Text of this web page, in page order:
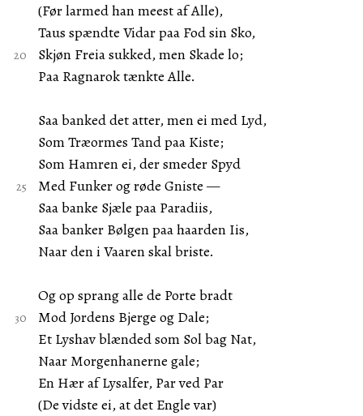
(Før larmed han meest af Alle),
Taus spændte Vidar paa Fod sin Sko,
Skjøn Freia sukked, men Skade lo;
Paa Ragnarok tænkte Alle.
Saa banked det atter, men ei med Lyd,
Som Træormes Tand paa Kiste;
Som Hamren ei, der smeder Spyd
Med Funker og røde Gniste —
Saa banke Sjæle paa Paradiis,
Saa banker Bølgen paa haarden Iis,
Naar den i Vaaren skal briste.
Og op sprang alle de Porte bradt
Mod Jordens Bjerge og Dale;
Et Lyshav blænded som Sol bag Nat,
Naar Morgenhanerne gale;
En Hær af Lysalfer, Par ved Par
(De vidste ei, at det Engle var)